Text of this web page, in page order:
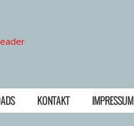
KONTAKT IMPRESSUM